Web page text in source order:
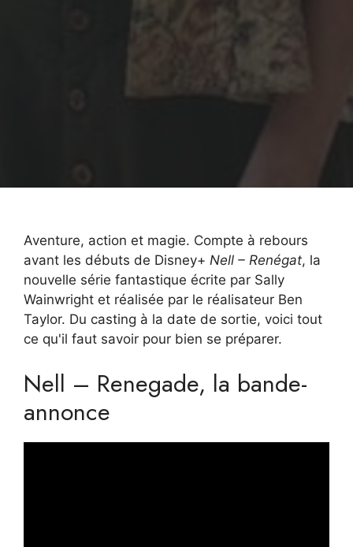
Aventure, action et magie. Compte à rebours
avant les débuts de Disney+ Nell – Renégat, la
nouvelle série fantastique écrite par Sally
Wainwright et réalisée par le réalisateur Ben
Taylor. Du casting à la date de sortie, voici tout
ce qu'il faut savoir pour bien se préparer.
Nell – Renegade, la bande-
annonce